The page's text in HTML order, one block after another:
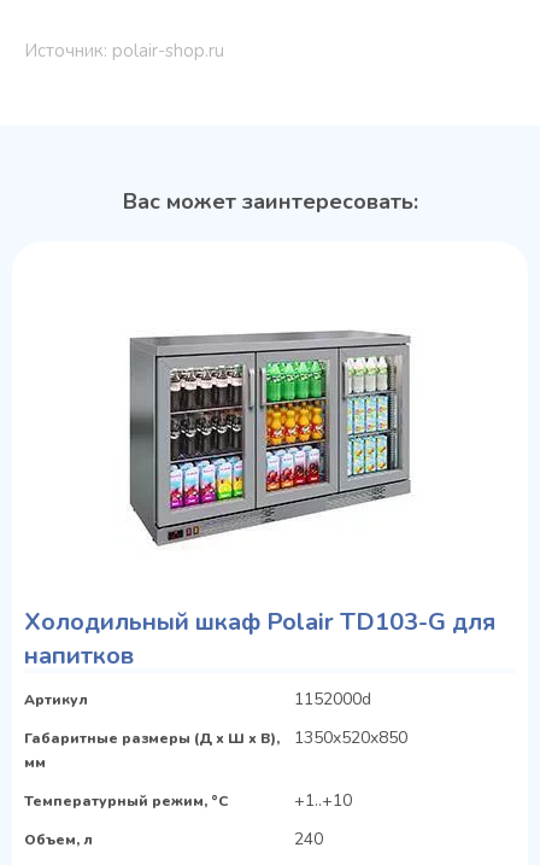
Источник: polair-shop.ru
Вас может заинтересовать:
Холодильный шкаф Polair TD103-G для
напитков
Артикул 1152000d
Габаритные размеры (Д х Ш х В),
мм
1350x520x850
Температурный режим, °C +1..+10
Объем, л 240